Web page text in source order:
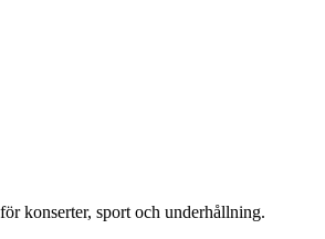
konserter, sport och underhållning.